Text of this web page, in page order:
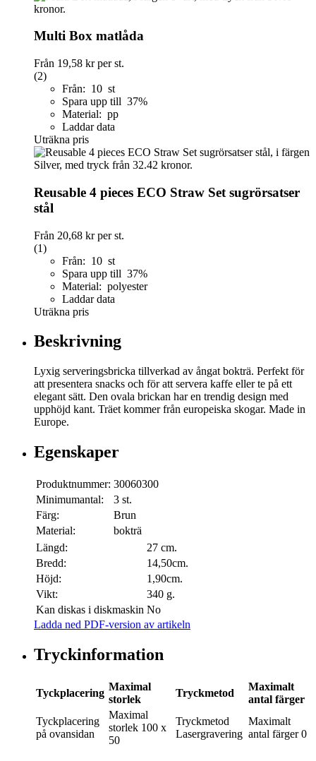
Multi Box matlåda
Från 19,58 krper st.
(2)
Från: 10 st
Spara upp till 37%
Material: pp
Laddar data
Uträkna pris
Reusable 4 pieces ECO Straw Set sugrörsatser
stål
Från 20,68 krper st.
(1)
Från: 10 st
Spara upp till 37%
Material: polyester
Laddar data
Uträkna pris
Beskrivning
Lyxig serveringsbricka tillverkad av ångat bokträ. Perfekt för
att presentera snacks och för att servera kaffe eller te på ett
elegant sätt. Den ovala brickan har en trendig design med
upphöjd kant. Träet kommer från europeiska skogar. Made in
Europe.
Egenskaper
Produktnummer: 30060300
Minimumantal:
3 st.
Färg:
Brun
Material:
bokträ
Längd:
27 cm.
Bredd:
14,50cm.
Höjd:
1,90cm.
Vikt:
340 g.
Kan diskas i diskmaskin No
Ladda ned PDF-version av artikeln
Tryckinformation
Tyckplacering
Maximal
storlek
Tryckmetod
Maximalt
antal färger
Tyckplacering
på ovansidan
Maximal
storlek 100 x
50
Tryckmetod
Lasergravering
Maximalt
antal färger 0